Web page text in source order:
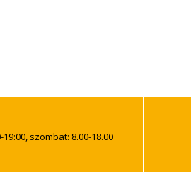
szombat: 8.00-18.00